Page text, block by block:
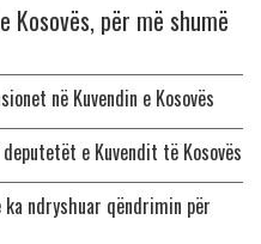
Kosovës, për më shumë
në Kuvendin e Kosovës
e Kuvendit të Kosovës
ka ndryshuar qëndrimin për